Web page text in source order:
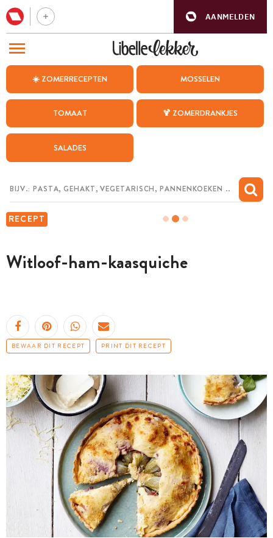
AANMELDEN
☀️ ZOMERRECEPTEN MOSSELEN
TOMAAT 🍹 ZOMERDRANKJES
SALADES
RECEPT
Witloof-ham-kaasquiche
BEWAAR DIT RECEPT PRINT DIT RECEPT
BEZOEK ONZE ANDERE WEBSITES
WEEKMENU
CHAT MET MAIA
MIJN BEWAARDE RECEPTEN